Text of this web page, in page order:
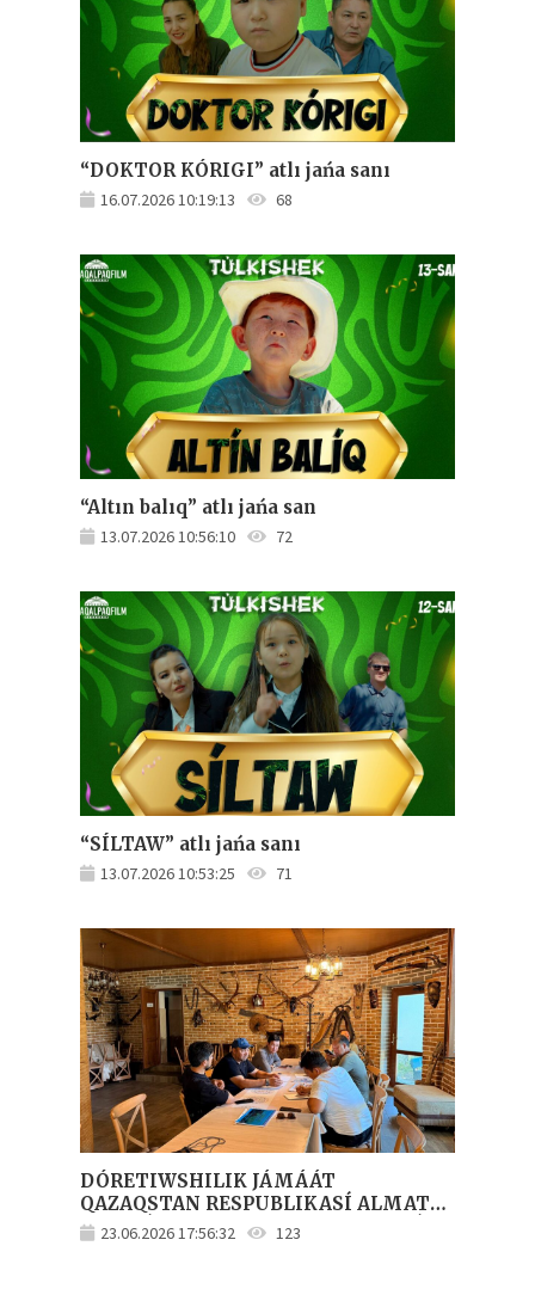
“DOKTOR KÓRIGI” atlı jańa sanı
16.07.2026 10:19:13 68
“Altın balıq” atlı jańa san
13.07.2026 10:56:10 72
“SÍLTAW” atlı jańa sanı
13.07.2026 10:53:25 71
DÓRETIWSHILIK JÁMÁÁT
QAZAQSTAN RESPUBLIKASÍ ALMATÍ
QALASÍNA SAPAR MENEN ATLANDÍ
23.06.2026 17:56:32 123